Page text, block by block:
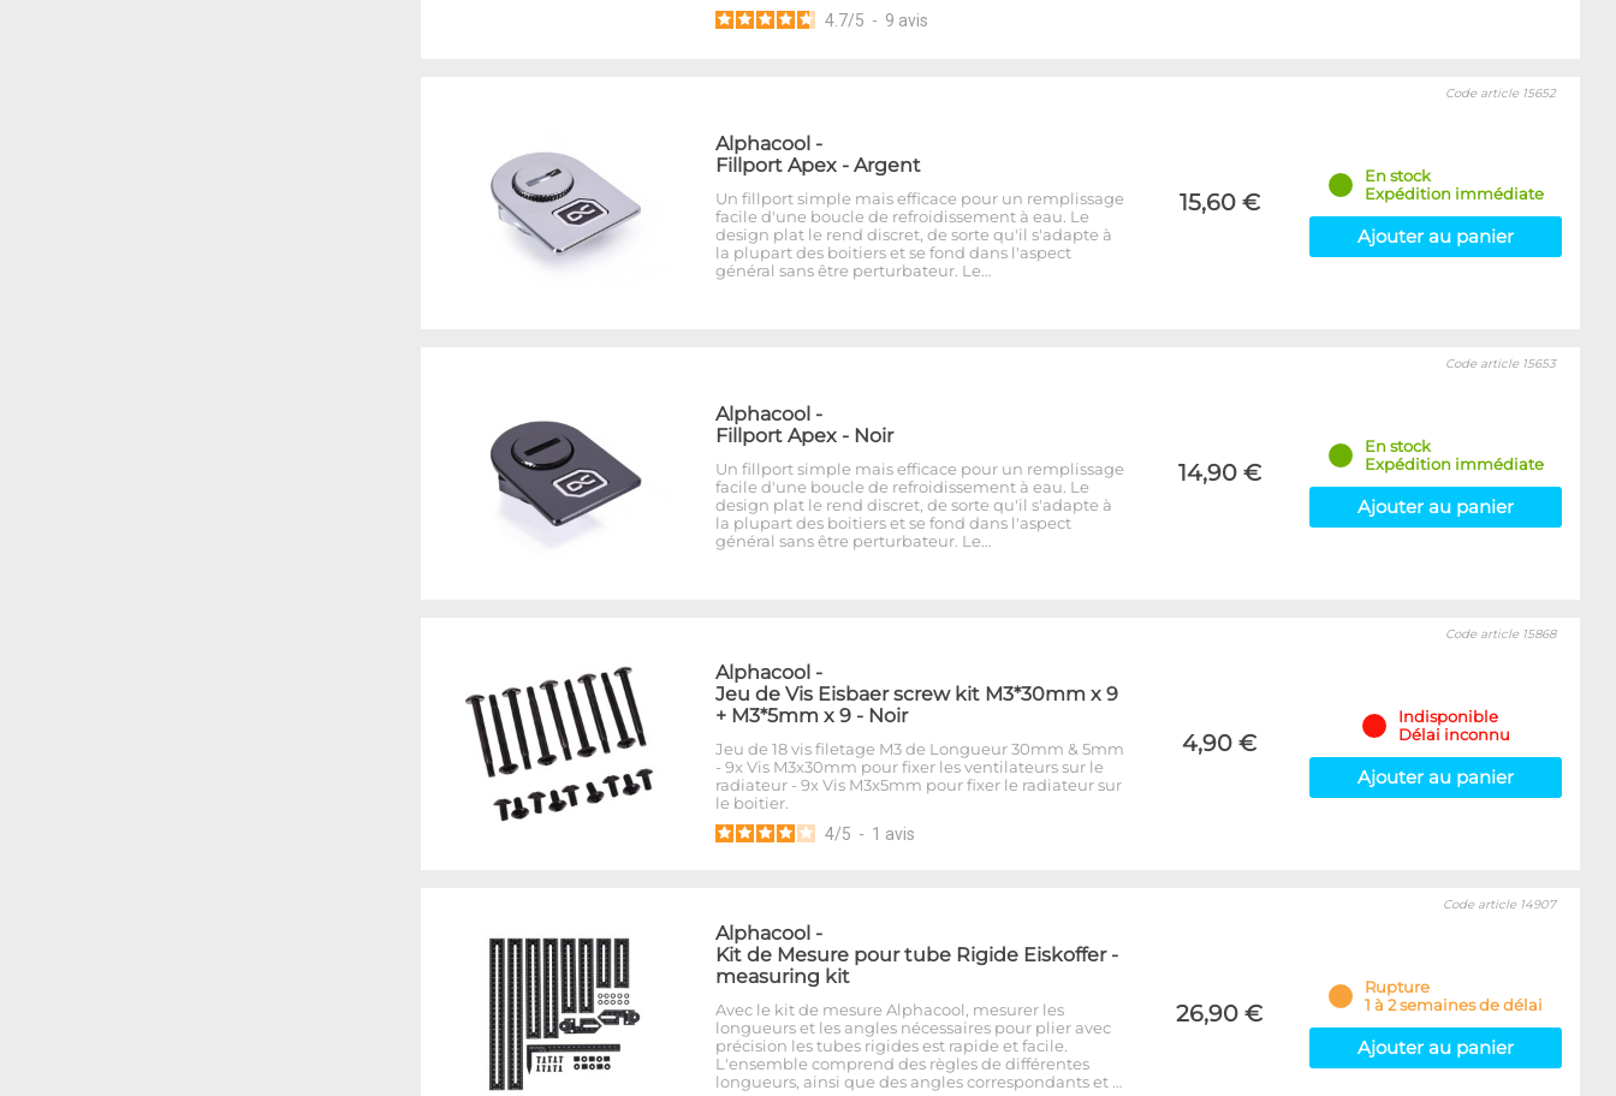
4.7/5 - 9 avis
Alphacool -
Fillport Apex - Argent
Un fillport simple mais efficace pour un remplissage
facile d'une boucle de refroidissement à eau. Le
design plat le rend discret, de sorte qu'il s'adapte à
la plupart des boitiers et se fond dans l'aspect
général sans être perturbateur. Le…
15,60 €
Code article 15652
En stock
Expédition immédiate
Ajouter au panier
Alphacool -
Fillport Apex - Noir
Un fillport simple mais efficace pour un remplissage
facile d'une boucle de refroidissement à eau. Le
design plat le rend discret, de sorte qu'il s'adapte à
la plupart des boitiers et se fond dans l'aspect
général sans être perturbateur. Le…
14,90 €
Code article 15653
En stock
Expédition immédiate
Ajouter au panier
Alphacool -
Jeu de Vis Eisbaer screw kit M3*30mm x 9
+ M3*5mm x 9 - Noir
Jeu de 18 vis filetage M3 de Longueur 30mm & 5mm
- 9x Vis M3x30mm pour fixer les ventilateurs sur le
radiateur - 9x Vis M3x5mm pour fixer le radiateur sur
le boitier.
4/5 - 1 avis
4,90 €
Code article 15868
Indisponible
Délai inconnu
Ajouter au panier
Alphacool -
Kit de Mesure pour tube Rigide Eiskoffer -
measuring kit
Avec le kit de mesure Alphacool, mesurer les
longueurs et les angles nécessaires pour plier avec
précision les tubes rigides est rapide et facile.
L'ensemble comprend des règles de différentes
longueurs, ainsi que des angles correspondants et …
26,90 €
Code article 14907
Rupture
1 à 2 semaines de délai
Ajouter au panier